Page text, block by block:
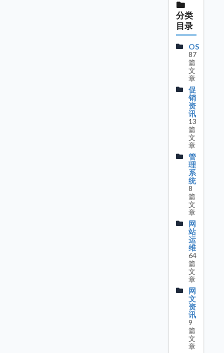
分类
目录
OS
87
篇
文
章
促
销
资
讯
13
篇
文
章
管
理
系
统
8
篇
文
章
网
站
运
维
64
篇
文
章
网
文
资
讯
9
篇
文
章